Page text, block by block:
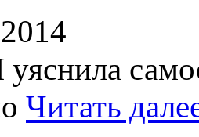
уяснила
Читать